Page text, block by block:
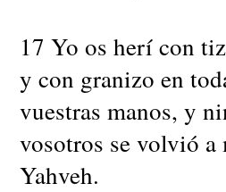
17 Yo os herí con
y con granizo en
vuestras manos, y
vosotros se volvió
Yahveh.